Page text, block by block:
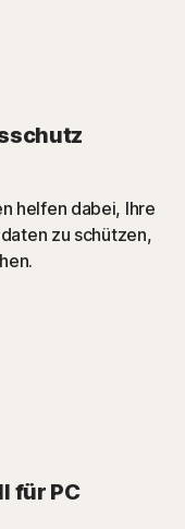
helfen dabei, Ihre
zu schützen,
für PC